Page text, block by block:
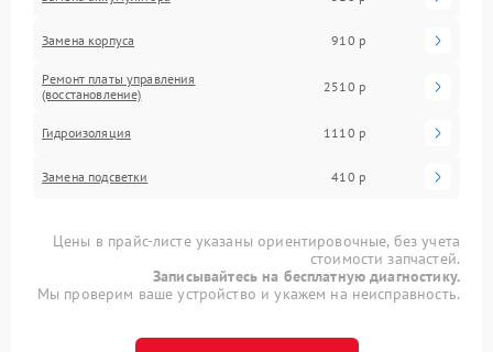
Замена корпуса 910 р
Ремонт платы управления
(восстановление)
2510 р
Гидроизоляция 1110 р
Замена подсветки 410 р
Цены в прайс-листе указаны ориентировочные, без учета
стоимости запчастей.
Записывайтесь на бесплатную диагностику.
Мы проверим ваше устройство и укажем на неисправность.